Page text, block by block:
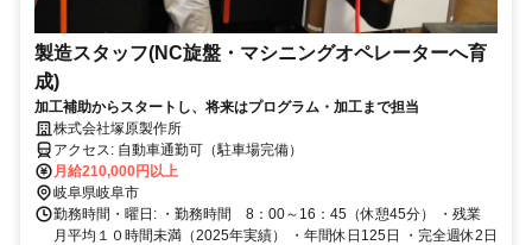
製造スタッフ(NC旋盤・マシニングオペレーターへ育
成)
加工補助からスタートし、将来はプログラム・加工まで担当
株式会社塚原製作所
アクセス: 自動車通勤可（駐車場完備）
月給210,000円以上
岐阜県岐阜市
勤務時間・曜日: ・勤務時間 8：00～16：45（休憩45分） ・残業
月平均１０時間未満（2025年実績） ・年間休日125日 ・完全週休2日